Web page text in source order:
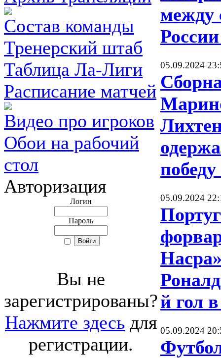
Состав команды
Тренерский штаб
Таблица Ла-Лиги
Расписание матчей
Видео про игроков
Обои на рабочий
стол
Авторизация
Логин
Пароль
Вы не
зарегистрированы?
Нажмите здесь для
регистрации.
между
05.09.2024
победу
05.09.2024
й гол
05.09.2024